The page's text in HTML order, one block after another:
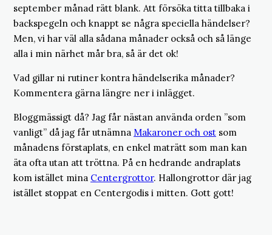
september månad rätt blank. Att försöka titta tillbaka i
backspegeln och knappt se några speciella händelser?
Men, vi har väl alla sådana månader också och så länge
alla i min närhet mår bra, så är det ok!
Vad gillar ni rutiner kontra händelserika månader?
Kommentera gärna längre ner i inlägget.
Bloggmässigt då? Jag får nästan använda orden ”som
vanligt” då jag får utnämna Makaroner och ost som
månadens förstaplats, en enkel maträtt som man kan
äta ofta utan att tröttna. På en hedrande andraplats
kom istället mina Centergrottor. Hallongrottor där jag
istället stoppat en Centergodis i mitten. Gott gott!